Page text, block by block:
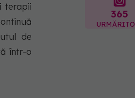
terapii
de
într-o
365